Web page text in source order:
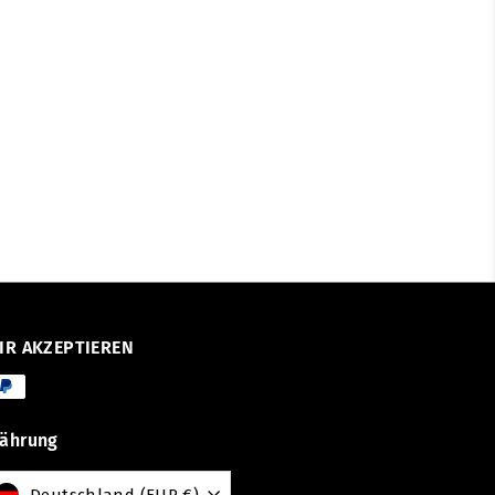
AKZEPTIEREN